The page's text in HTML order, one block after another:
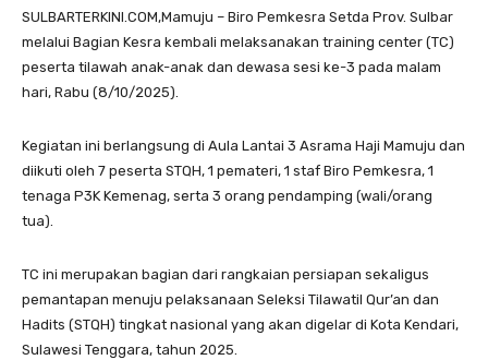
SULBARTERKINI.COM,Mamuju – Biro Pemkesra Setda Prov. Sulbar
melalui Bagian Kesra kembali melaksanakan training center (TC)
peserta tilawah anak-anak dan dewasa sesi ke-3 pada malam
hari, Rabu (8/10/2025).
Kegiatan ini berlangsung di Aula Lantai 3 Asrama Haji Mamuju dan
diikuti oleh 7 peserta STQH, 1 pemateri, 1 staf Biro Pemkesra, 1
tenaga P3K Kemenag, serta 3 orang pendamping (wali/orang
tua).
TC ini merupakan bagian dari rangkaian persiapan sekaligus
pemantapan menuju pelaksanaan Seleksi Tilawatil Qur’an dan
Hadits (STQH) tingkat nasional yang akan digelar di Kota Kendari,
Sulawesi Tenggara, tahun 2025.